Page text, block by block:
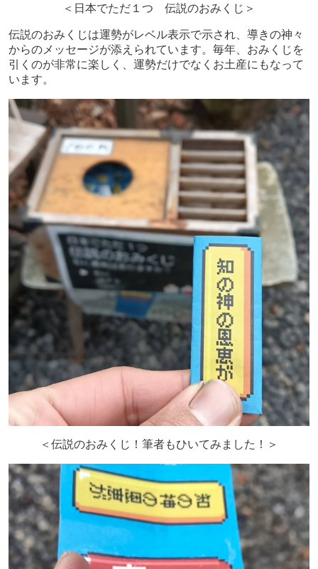
＜日本でただ１つ 伝説のおみくじ＞
伝説のおみくじは運勢がレベル表示で示され、導きの神々
からのメッセージが添えられています。毎年、おみくじを
引くのが非常に楽しく、運勢だけでなくお土産にもなって
います。
＜伝説のおみくじ！筆者もひいてみました！＞